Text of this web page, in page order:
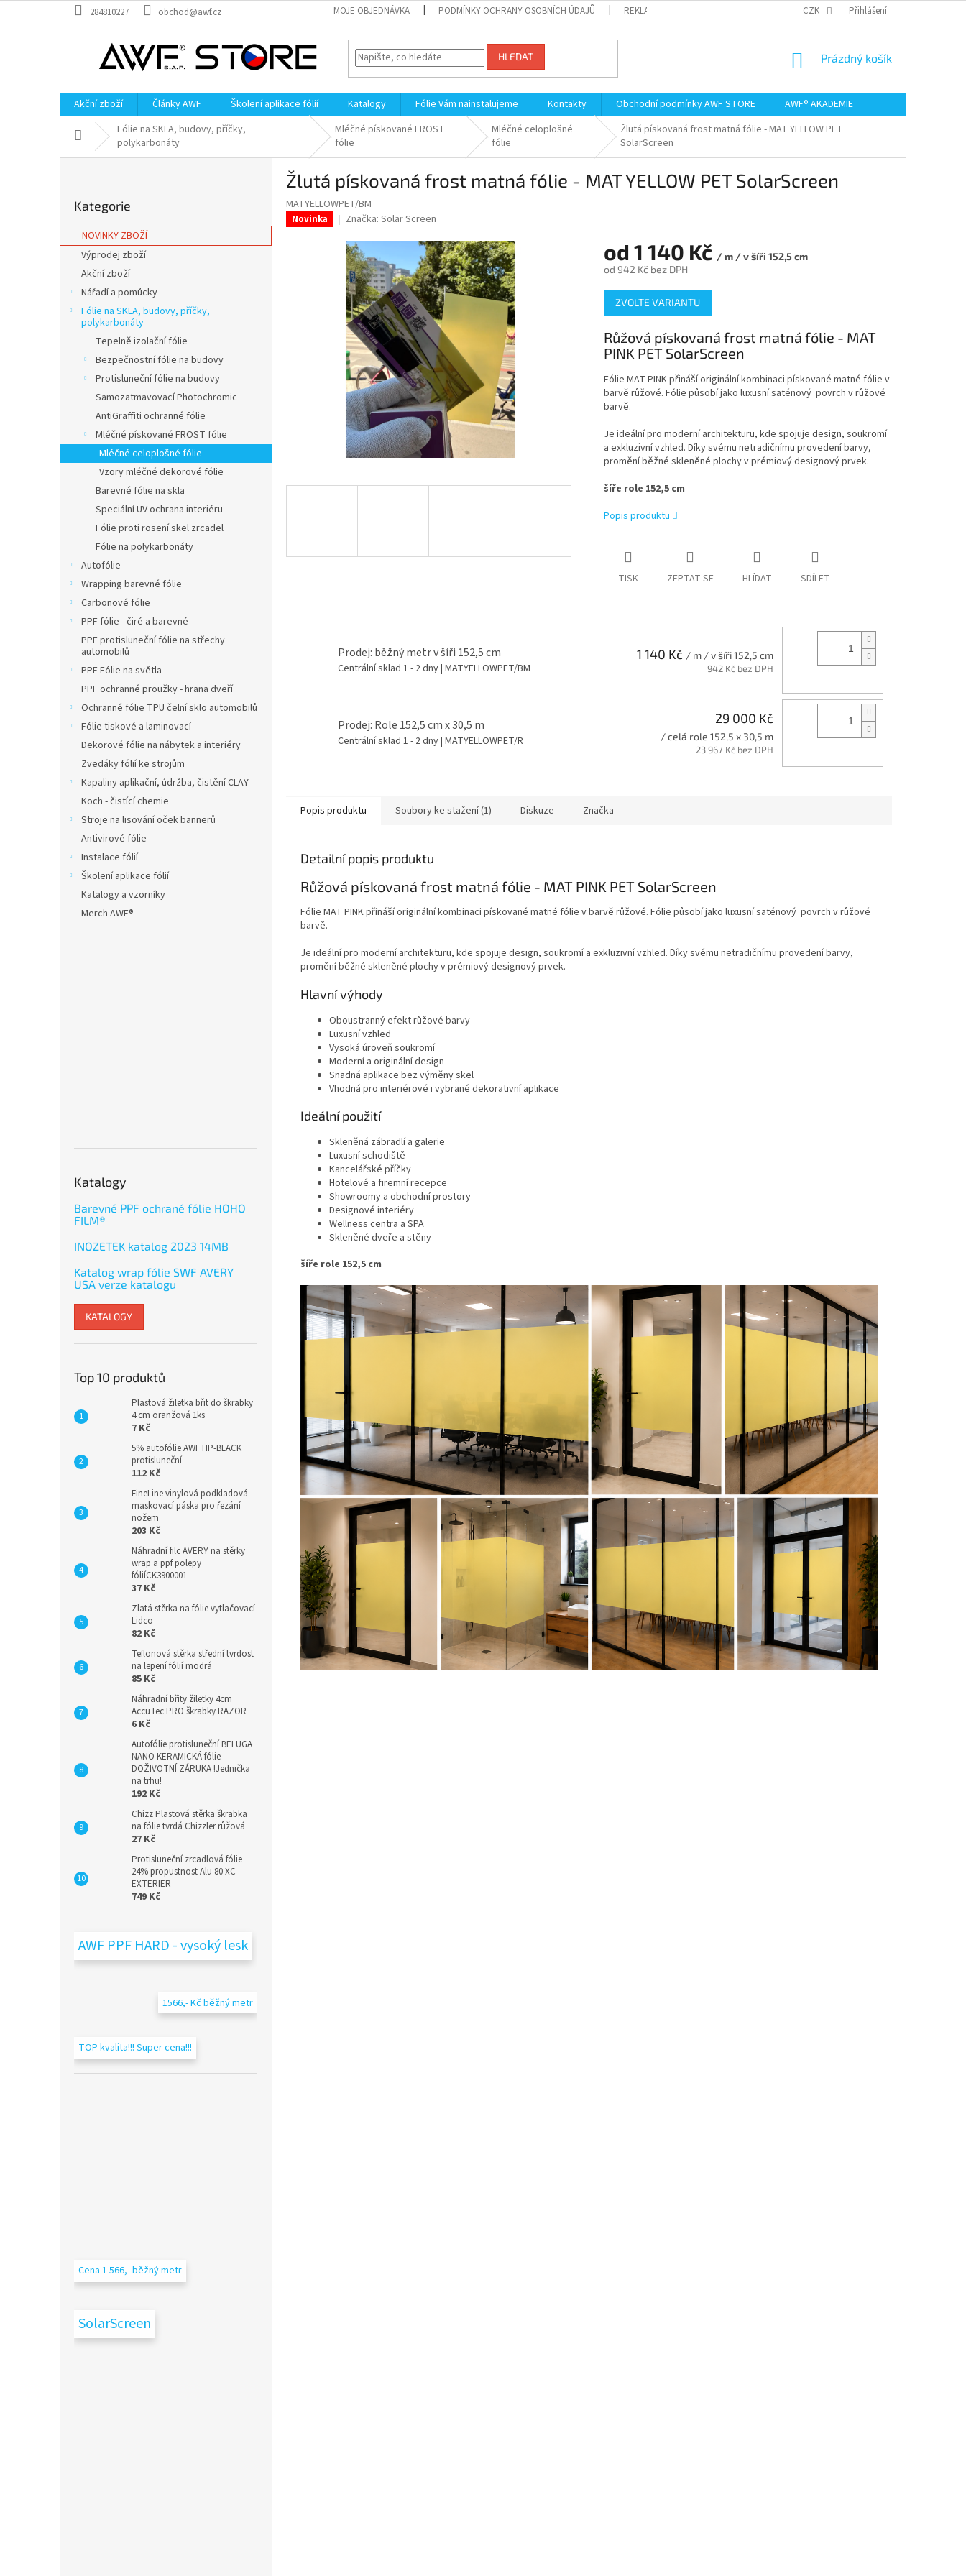
na
284810227 obchod@awf.cz MOJE OBJEDNÁVKA PODMÍNKY OCHRANY OSOBNÍCH ÚDAJŮ REKLAMACE A VRÁCENÍ ZBOŽÍ CZK Přihlášení
HLEDAT
NÁKUPNÍ
Prázdný košík
Akční zboží Články AWF Školení aplikace fólií Katalogy Fólie Vám nainstalujeme Kontakty Obchodní podmínky AWF STORE AWF® AKADEMIE
Domů Fólie na SKLA, budovy, příčky,
polykarbonáty
Mléčné pískované FROST
fólie
Mléčné celoplošné
fólie
Žlutá pískovaná frost matná fólie - MAT YELLOW PET
SolarScreen
r
a
kategorie
Kategorie
NOVINKY ZBOŽÍ
Výprodej zboží
Akční zboží
Nářadí a pomůcky
Fólie na SKLA, budovy, příčky,
polykarbonáty
Tepelně izolační fólie
Bezpečnostní fólie na budovy
Protisluneční fólie na budovy
Samozatmavovací Photochromic
AntiGraffiti ochranné fólie
Mléčné pískované FROST fólie
Mléčné celoplošné fólie
Vzory mléčné dekorové fólie
Barevné fólie na skla
Speciální UV ochrana interiéru
Fólie proti rosení skel zrcadel
Fólie na polykarbonáty
Autofólie
Wrapping barevné fólie
Carbonové fólie
PPF fólie - čiré a barevné
PPF protisluneční fólie na střechy
automobilů
PPF Fólie na světla
PPF ochranné proužky - hrana dveří
Ochranné fólie TPU čelní sklo automobilů
Fólie tiskové a laminovací
Dekorové fólie na nábytek a interiéry
Zvedáky fólií ke strojům
Kapaliny aplikační, údržba, čistění CLAY
Koch - čistící chemie
Stroje na lisování oček bannerů
Antivirové fólie
Instalace fólií
Školení aplikace fólií
Katalogy a vzorníky
Merch AWF®
Katalogy
Barevné PPF ochrané fólie HOHO
FILM®
INOZETEK katalog 2023 14MB
Katalog wrap fólie SWF AVERY
USA verze katalogu
KATALOGY
Top 10 produktů
Plastová žiletka břit do škrabky
4 cm oranžová 1ks
7 Kč
5% autofólie AWF HP-BLACK
protisluneční
112 Kč
FineLine vinylová podkladová
maskovací páska pro řezání
nožem
203 Kč
Náhradní filc AVERY na stěrky
wrap a ppf polepy
fóliíCK3900001
37 Kč
Zlatá stěrka na fólie vytlačovací
Lidco
82 Kč
Teflonová stěrka střední tvrdost
na lepení fólií modrá
85 Kč
Náhradní břity žiletky 4cm
AccuTec PRO škrabky RAZOR
6 Kč
Autofólie protisluneční BELUGA
NANO KERAMICKÁ fólie
DOŽIVOTNÍ ZÁRUKA !Jednička
na trhu!
192 Kč
Chizz Plastová stěrka škrabka
na fólie tvrdá Chizzler růžová
27 Kč
Protisluneční zrcadlová fólie
24% propustnost Alu 80 XC
EXTERIER
749 Kč
AWF PPF HARD - vysoký lesk
TOP kvalita!!! Super cena!!!
1566,- Kč běžný metr
Cena 1 566,- běžný metr
SolarScreen
Žlutá pískovaná frost matná fólie - MAT YELLOW PET SolarScreen
MATYELLOWPET/BM
Novinka Značka: Solar Screen
od 1 140 Kč / m / v šíři 152,5 cm
od 942 Kčbez DPH
Měrná
cena:
ZVOLTE VARIANTU
Růžová pískovaná frost matná fólie - MAT
PINK PET SolarScreen
Fólie MAT PINK přináší originální kombinaci pískované matné fólie v
barvě růžové. Fólie působí jako luxusní saténový povrch v růžové
barvě.
Je ideální pro moderní architekturu, kde spojuje design, soukromí
a exkluzivní vzhled. Díky svému netradičnímu provedení barvy,
promění běžné skleněné plochy v prémiový designový prvek.
šíře role 152,5 cm
Popis produktu
TISK ZEPTAT SE HLÍDAT SDÍLET
Prodej: běžný metr v šíři 152,5 cm
Centrální sklad 1 - 2 dny| MATYELLOWPET/BM
1 140 Kč / m / v šíři 152,5 cm
942 Kč bez DPH
Prodej: Role 152,5 cm x 30,5 m
Centrální sklad 1 - 2 dny| MATYELLOWPET/R
29 000 Kč
/ celá role 152,5 x 30,5 m
23 967 Kč bez DPH
Popis produktu Soubory ke stažení (1) Diskuze Značka
Detailní popis produktu
Růžová pískovaná frost matná fólie - MAT PINK PET SolarScreen
Fólie MAT PINK přináší originální kombinaci pískované matné fólie v barvě růžové. Fólie působí jako luxusní saténový povrch v růžové
barvě.
Je ideální pro moderní architekturu, kde spojuje design, soukromí a exkluzivní vzhled. Díky svému netradičnímu provedení barvy,
promění běžné skleněné plochy v prémiový designový prvek.
Hlavní výhody
Oboustranný efekt růžové barvy
Luxusní vzhled
Vysoká úroveň soukromí
Moderní a originální design
Snadná aplikace bez výměny skel
Vhodná pro interiérové i vybrané dekorativní aplikace
Ideální použití
Skleněná zábradlí a galerie
Luxusní schodiště
Kancelářské příčky
Hotelové a firemní recepce
Showroomy a obchodní prostory
Designové interiéry
Wellness centra a SPA
Skleněné dveře a stěny
šíře role 152,5 cm